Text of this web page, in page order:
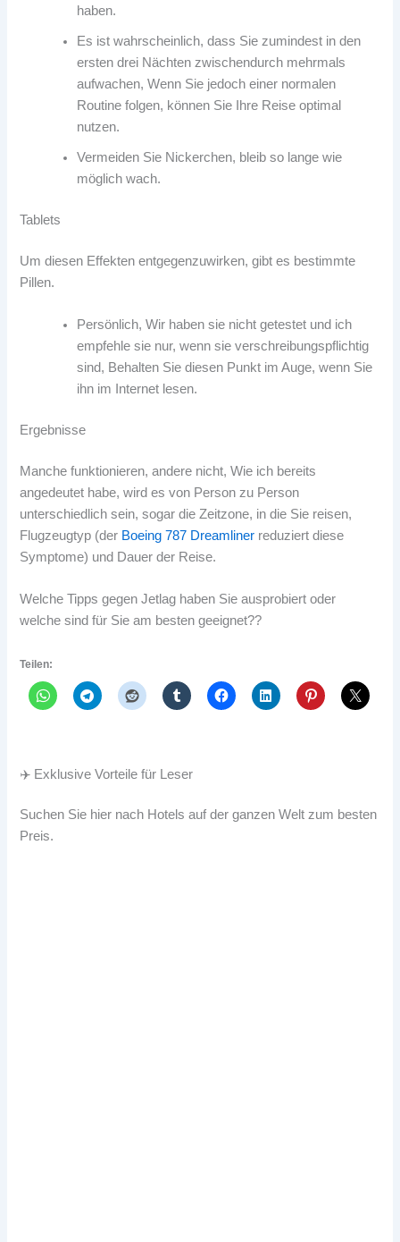
haben.
Es ist wahrscheinlich, dass Sie zumindest in den
ersten drei Nächten zwischendurch mehrmals
aufwachen, Wenn Sie jedoch einer normalen
Routine folgen, können Sie Ihre Reise optimal
nutzen.
Vermeiden Sie Nickerchen, bleib so lange wie
möglich wach.
Tablets
Um diesen Effekten entgegenzuwirken, gibt es bestimmte
Pillen.
Persönlich, Wir haben sie nicht getestet und ich
empfehle sie nur, wenn sie verschreibungspflichtig
sind, Behalten Sie diesen Punkt im Auge, wenn Sie
ihn im Internet lesen.
Ergebnisse
Manche funktionieren, andere nicht, Wie ich bereits
angedeutet habe, wird es von Person zu Person
unterschiedlich sein, sogar die Zeitzone, in die Sie reisen,
Flugzeugtyp (der Boeing 787 Dreamliner reduziert diese
Symptome) und Dauer der Reise.
Welche Tipps gegen Jetlag haben Sie ausprobiert oder
welche sind für Sie am besten geeignet??
Teilen:
✈️ Exklusive Vorteile für Leser
Suchen Sie hier nach Hotels auf der ganzen Welt zum besten
Preis.